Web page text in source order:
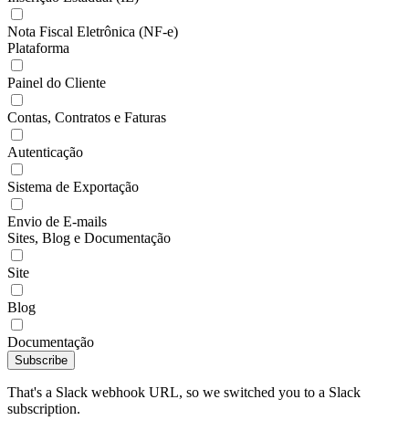
Nota Fiscal Eletrônica (NF-e)
Plataforma
Painel do Cliente
Contas, Contratos e Faturas
Autenticação
Sistema de Exportação
Envio de E-mails
Sites, Blog e Documentação
Site
Blog
Documentação
Subscribe
That's a Slack webhook URL, so we switched you to a Slack
subscription.